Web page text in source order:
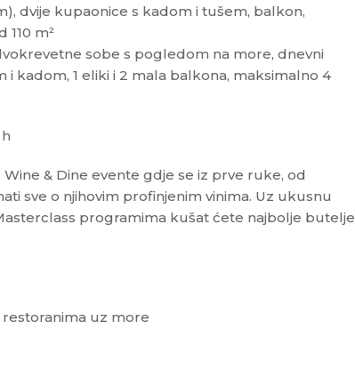
dvije kupaonice s kadom i tušem, balkon,
110 m²
sobe s pogledom na more, dnevni
i kadom, 1 eliki i 2 mala balkona, maksimalno 4
& Dine evente gdje se iz prve ruke, od
sve o njihovim profinjenim vinima. Uz ukusnu
programima kušat ćete najbolje butelje
restoranima uz more